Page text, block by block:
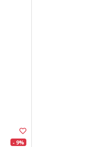
- 9%